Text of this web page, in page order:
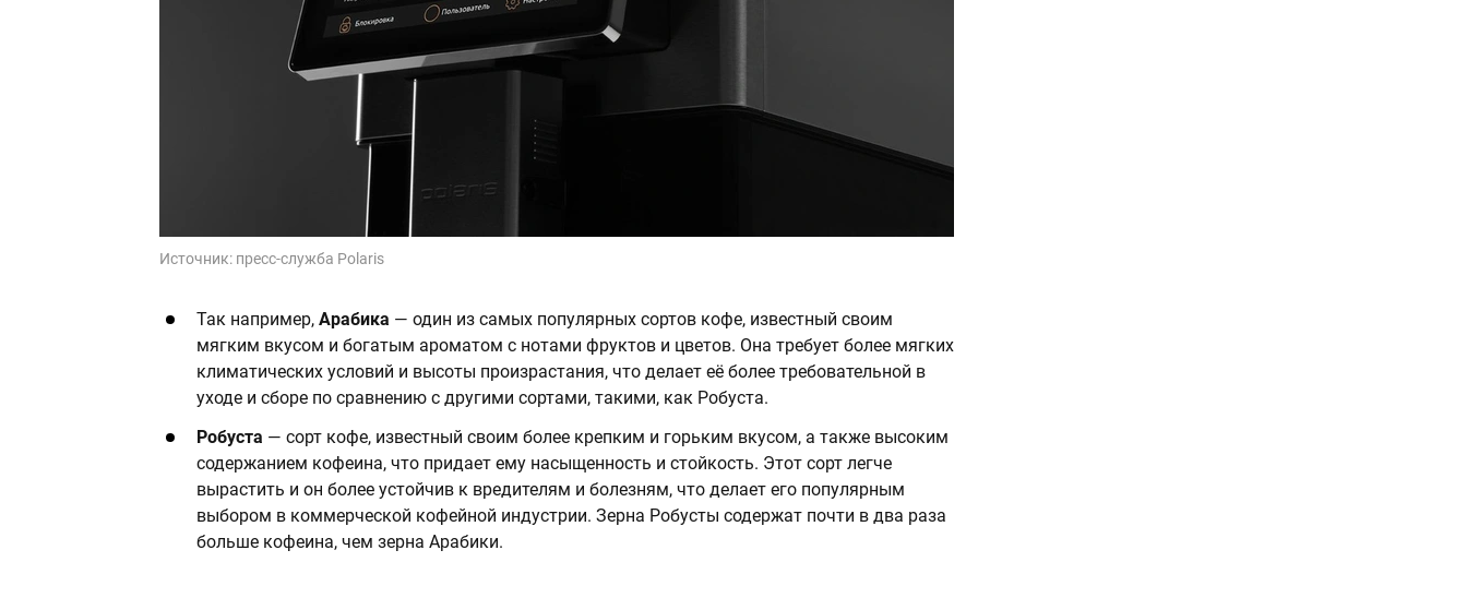
Источник: пресс-служба Polaris
Так например, Арабика — один из самых популярных сортов кофе, известный своим
мягким вкусом и богатым ароматом с нотами фруктов и цветов. Она требует более мягких
климатических условий и высоты произрастания, что делает её более требовательной в
уходе и сборе по сравнению с другими сортами, такими, как Робуста.
Робуста — сорт кофе, известный своим более крепким и горьким вкусом, а также высоким
содержанием кофеина, что придает ему насыщенность и стойкость. Этот сорт легче
вырастить и он более устойчив к вредителям и болезням, что делает его популярным
выбором в коммерческой кофейной индустрии. Зерна Робусты содержат почти в два раза
больше кофеина, чем зерна Арабики.